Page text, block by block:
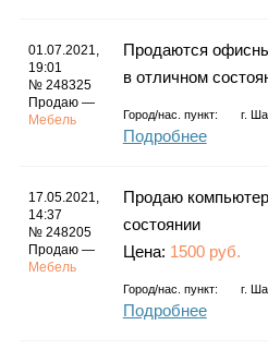
01.07.2021,
19:01
№ 248325
Продаю —
Мебель
Продаются
в отличном
Город/нас. пункт: г.
Подробнее
17.05.2021,
14:37
№ 248205
Продаю —
Мебель
Продаю
состоянии
Цена: 1500 руб.
Город/нас. пункт: г.
Подробнее